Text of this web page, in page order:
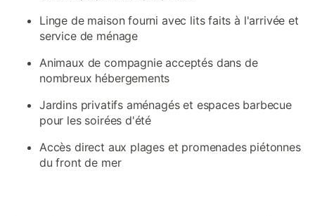
Linge de maison fourni avec lits faits à l'arrivée et
service de ménage
Animaux de compagnie acceptés dans de
nombreux hébergements
Jardins privatifs aménagés et espaces barbecue
pour les soirées d'été
Accès direct aux plages et promenades piétonnes
du front de mer